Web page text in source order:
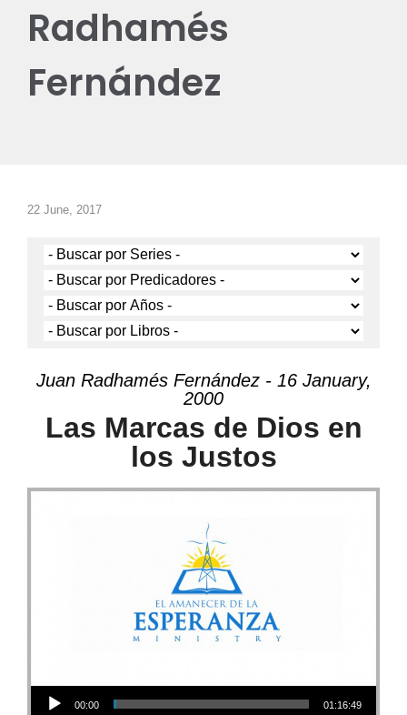
Radhamés
Fernández
22 June, 2017
Juan Radhamés Fernández - 16 January,
2000
Las Marcas de Dios en
los Justos
Audio Player
00:00 01:16:49